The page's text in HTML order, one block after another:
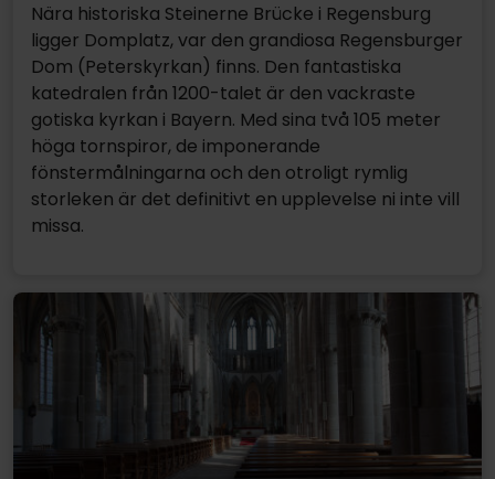
Nära historiska Steinerne Brücke i Regensburg
ligger Domplatz, var den grandiosa Regensburger
Dom (Peterskyrkan) finns. Den fantastiska
katedralen från 1200-talet är den vackraste
gotiska kyrkan i Bayern. Med sina två 105 meter
höga tornspiror, de imponerande
fönstermålningarna och den otroligt rymlig
storleken är det definitivt en upplevelse ni inte vill
missa.